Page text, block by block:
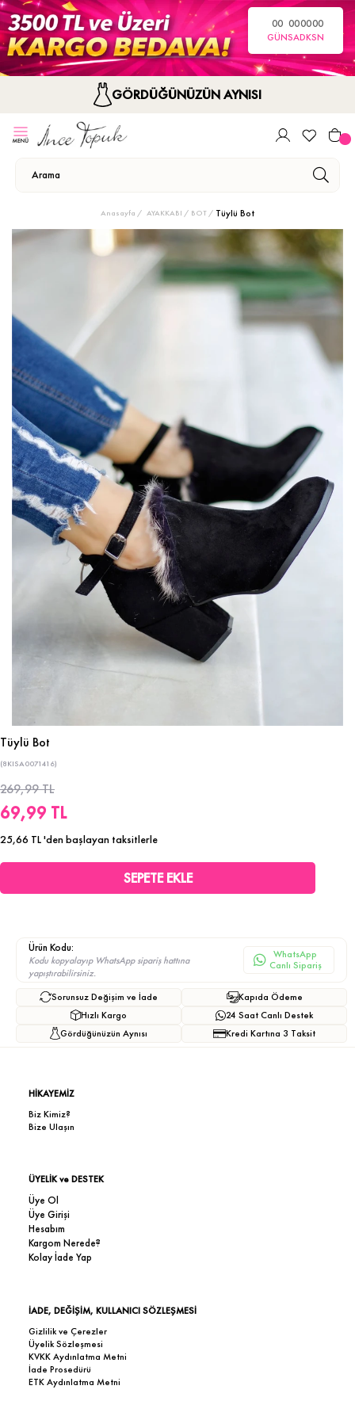
00
GÜN
00
SA
00
DK
00
SN
GÖRDÜĞÜNÜZÜN AYNISI
Anasayfa AYAKKABI BOT Tüylü Bot
Tüylü Bot
(8KISA0071416)
269,99 TL
69,99 TL
25,66 TL'den başlayan taksitlerle
Ürün Kodu:
Kodu kopyalayıp WhatsApp sipariş hattına
yapıştırabilirsiniz.
WhatsApp
Canlı Sipariş
Sorunsuz Değişim ve İade
Hızlı Kargo
Gördüğünüzün Aynısı
Kapıda Ödeme
24 Saat Canlı Destek
Kredi Kartına 3 Taksit
HİKAYEMİZ
Biz Kimiz?
Bize Ulaşın
ÜYELİK ve DESTEK
Üye Ol
Üye Girişi
Hesabım
Kargom Nerede?
Kolay İade Yap
İADE, DEĞİŞİM, KULLANICI SÖZLEŞMESİ
Gizlilik ve Çerezler
Üyelik Sözleşmesi
KVKK Aydınlatma Metni
İade Prosedürü
ETK Aydınlatma Metni